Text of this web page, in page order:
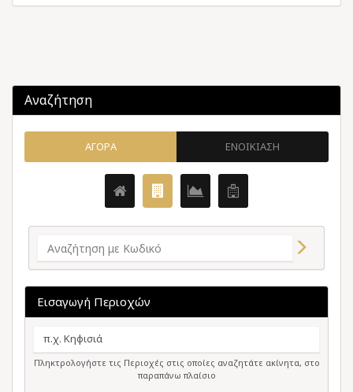
Αναζήτηση
ΑΓΟΡΑ ΕΝΟΙΚΙΑΣΗ
Εισαγωγή Περιοχών
Πληκτρολογήστε τις Περιοχές στις οποίες αναζητάτε ακίνητα, στο
παραπάνω πλαίσιο